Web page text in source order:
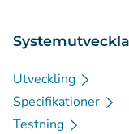
Utveckling
Specifikationer
Testning